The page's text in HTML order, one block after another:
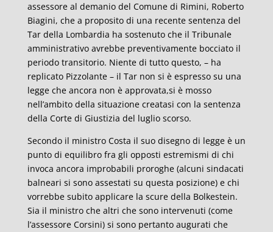
assessore al demanio del Comune di Rimini, Roberto
Biagini, che a proposito di una recente sentenza del
Tar della Lombardia ha sostenuto che il Tribunale
amministrativo avrebbe preventivamente bocciato il
periodo transitorio. Niente di tutto questo, – ha
replicato Pizzolante – il Tar non si è espresso su una
legge che ancora non è approvata,si è mosso
nell’ambito della situazione creatasi con la sentenza
della Corte di Giustizia del luglio scorso.
Secondo il ministro Costa il suo disegno di legge è un
punto di equilibro fra gli opposti estremismi di chi
invoca ancora improbabili proroghe (alcuni sindacati
balneari si sono assestati su questa posizione) e chi
vorrebbe subito applicare la scure della Bolkestein.
Sia il ministro che altri che sono intervenuti (come
l’assessore Corsini) si sono pertanto augurati che